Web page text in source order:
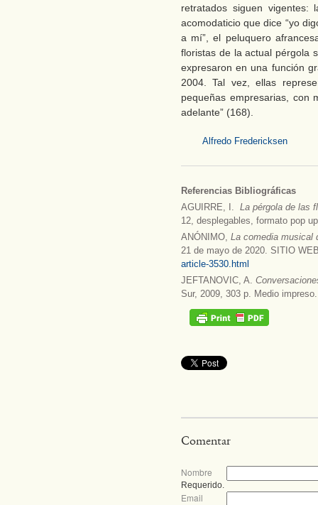
retratados siguen
acomodaticio que dice “yo
a mí”, el peluquero
floristas de la actual pérgola
expresaron en una función
2004. Tal vez, ellas
pequeñas empresarias, con
adelante” (168).
Alfredo Fredericksen
Referencias Bibliográficas
AGUIRRE, I. La pérgola de las
12, desplegables, formato pop
ANÓNIMO, La comedia musical
21 de mayo de 2020. SITIO
article-3530.html
JEFTANOVIC, A.
Sur, 2009, 303 p. Medio impreso.
Comentar
Nombre
Requerido.
Email